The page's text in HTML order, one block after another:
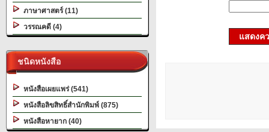
ภาษาศาสตร์ (11)
วรรณคดี (4)
ชนิดหนังสือ
หนังสือเผยแพร่ (541)
หนังสือลิขสิทธิ์สำนักพิมพ์ (875)
หนังสือหายาก (40)
แสดงค